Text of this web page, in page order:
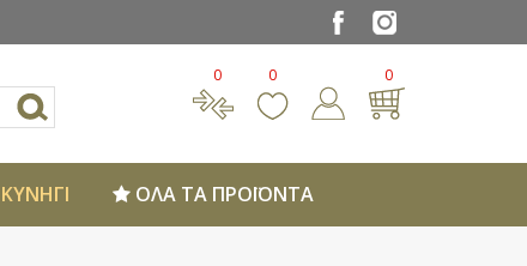
0 0 0
ΚΥΝΗΓΙ ΟΛΑ ΤΑ ΠΡΟΪΟΝΤΑ